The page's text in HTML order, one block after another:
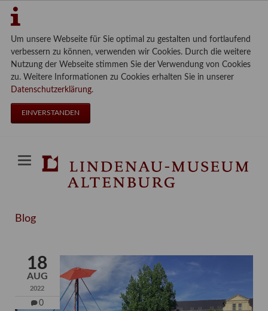
Um unsere Webseite für Sie optimal zu gestalten und fortlaufend
verbessern zu können, verwenden wir Cookies. Durch die weitere
Nutzung der Webseite stimmen Sie der Verwendung von Cookies
zu. Weitere Informationen zu Cookies erhalten Sie in unserer
Datenschutzerklärung.
EINVERSTANDEN
Blog
18
AUG
2022
0